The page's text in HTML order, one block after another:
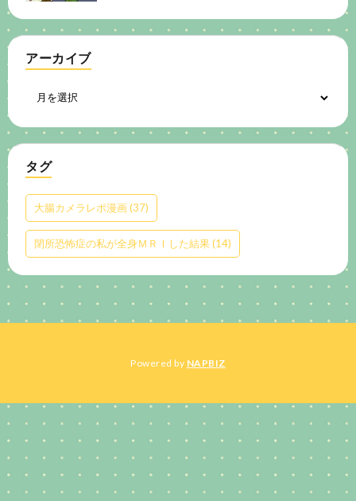
アーカイブ
タグ
大腸カメラレポ漫画(37)
閉所恐怖症の私が全身ＭＲＩした結果(14)
Powered by NAPBIZ